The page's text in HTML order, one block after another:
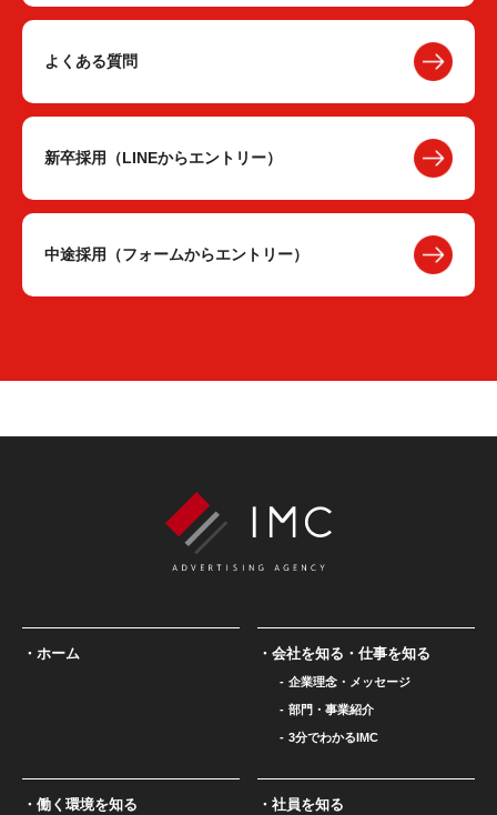
よくある質問
新卒採用（LINEからエントリー）
中途採用（フォームからエントリー）
ホーム 会社を知る・仕事を知る
企業理念・メッセージ
部門・事業紹介
3分でわかるIMC
働く環境を知る 社員を知る